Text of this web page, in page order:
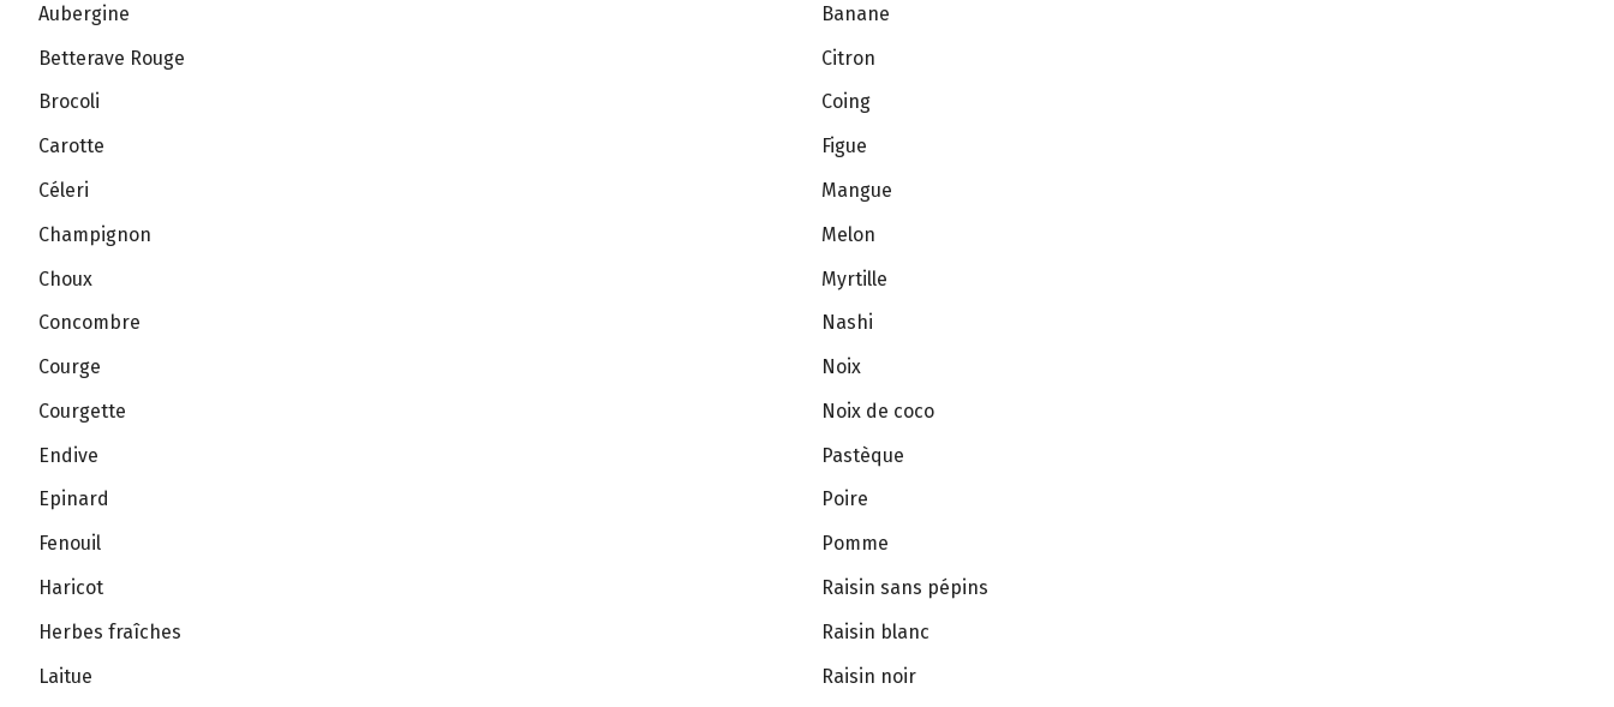
Aubergine
Betterave Rouge
Brocoli
Carotte
Céleri
Champignon
Choux
Concombre
Courge
Courgette
Endive
Epinard
Fenouil
Haricot
Herbes fraîches
Laitue
Banane
Citron
Coing
Figue
Mangue
Melon
Myrtille
Nashi
Noix
Noix de coco
Pastèque
Poire
Pomme
Raisin sans pépins
Raisin blanc
Raisin noir